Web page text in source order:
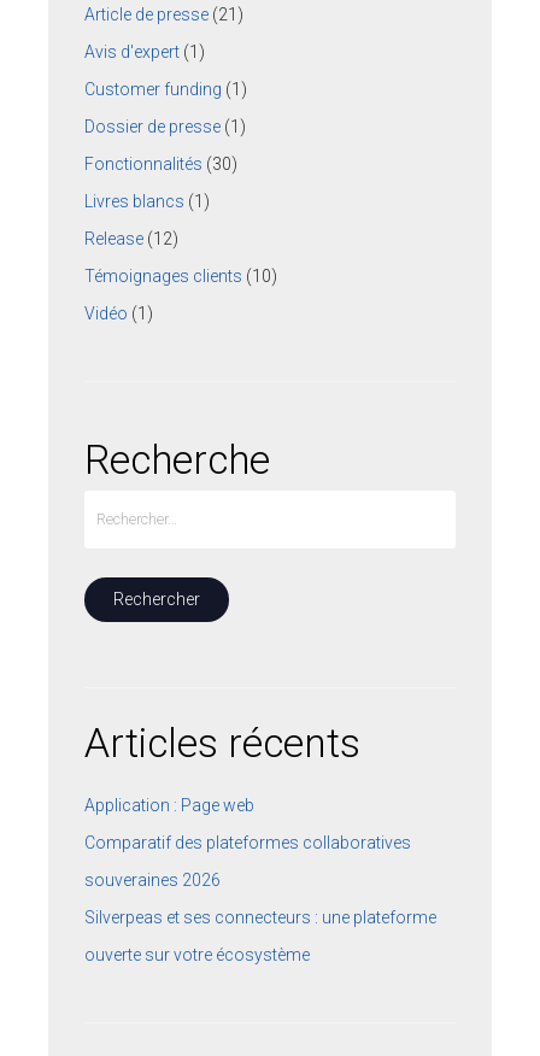
Pour ses tarifs transparents
Quel est votre besoin ?
CLIENTS
Témoignages clients
Demander une démo
ESPACE CLIENTS
+33 4 76 09 31 61
SUIVEZ-NOUS
REJOIGNEZ-NOUS
Article de presse (21)
Avis d'expert (1)
Customer funding (1)
Dossier de presse (1)
Fonctionnalités (30)
Livres blancs (1)
Release (12)
Témoignages clients (10)
Vidéo (1)
Recherche
Articles récents
Application : Page web
Comparatif des plateformes collaboratives
souveraines 2026
Silverpeas et ses connecteurs : une plateforme
ouverte sur votre écosystème